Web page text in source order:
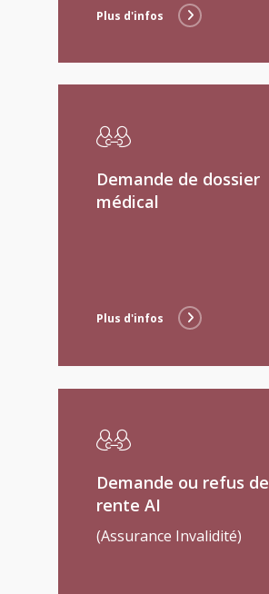
Plus d'infos
Demande de dossier
médical
Plus d'infos
Demande ou refus de
rente AI
(Assurance Invalidité)